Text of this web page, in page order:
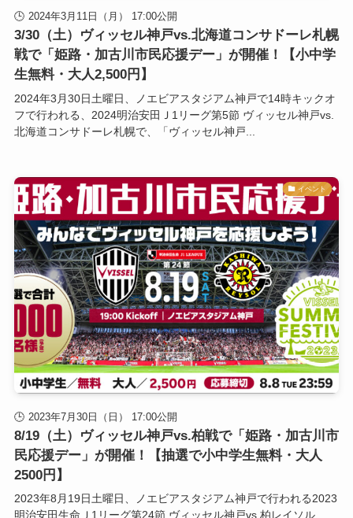
2024年3月11日（月） 17:00公開
3/30（土）ヴィッセル神戸vs.北海道コンサドーレ札幌
戦で「姫路・加古川市民応援デー」が開催！【小中学
生無料・大人2,500円】
2024年3月30日土曜日、ノエビアスタジアム神戸で14時キックオ
フで行われる、2024明治安田Ｊ1リーグ第5節 ヴィッセル神戸vs.
北海道コンサドーレ札幌で、「ヴィッセル神戸...
イベント
2023年7月30日（日） 17:00公開
8/19（土）ヴィッセル神戸vs.柏戦で「姫路・加古川市
民応援デー」が開催！【抽選で小中学生無料・大人
2500円】
2023年8月19日土曜日、ノエビアスタジアム神戸で行われる2023
明治安田生命Ｊ1リーグ第24節 ヴィッセル神戸vs.柏レイソル